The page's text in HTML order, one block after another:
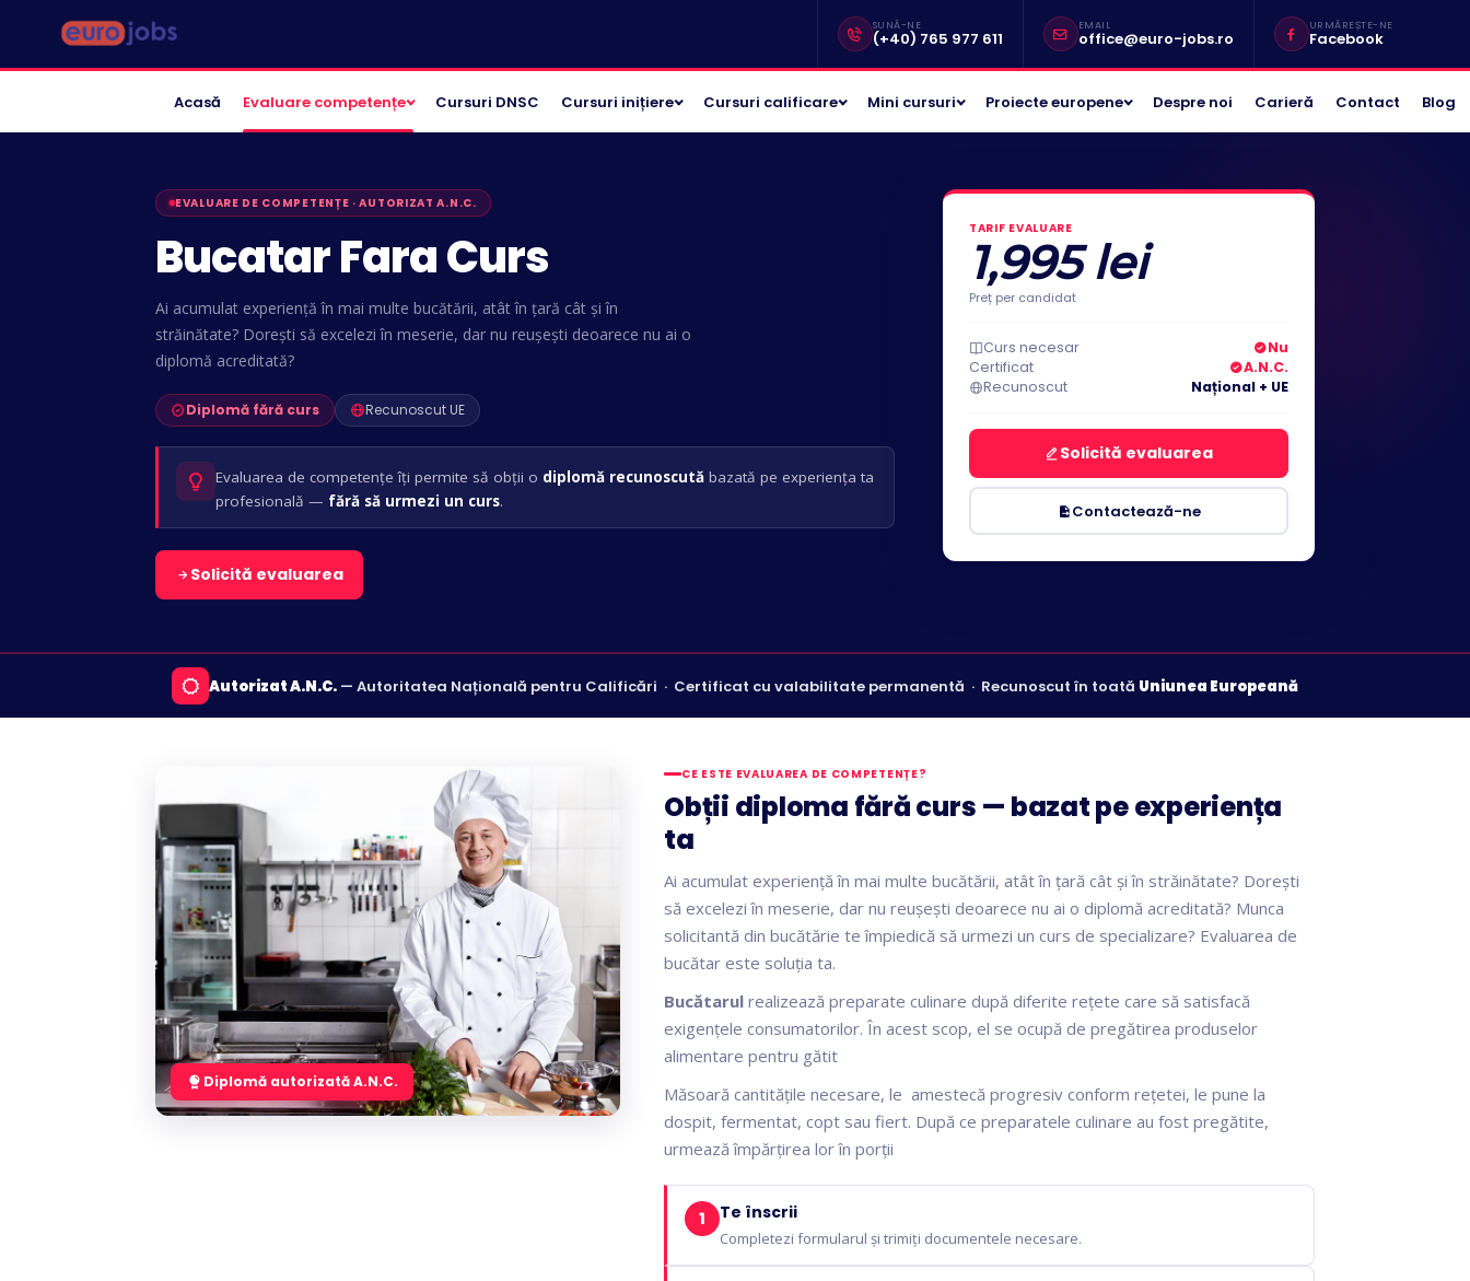
SUNĂ-NE
(+40) 765 977 611
EMAIL
office@euro-jobs.ro
URMĂREȘTE-NE
Facebook
Acasă Evaluare competențe Cursuri DNSC Cursuri inițiere Cursuri calificare Mini cursuri Proiecte europene Despre noi Carieră Contact Blog
EVALUARE DE COMPETENȚE · AUTORIZAT A.N.C.
Bucatar Fara Curs
Ai acumulat experiență în mai multe bucătării, atât în țară cât și în
străinătate? Dorești să excelezi în meserie, dar nu reușești deoarece nu ai o
diplomă acreditată?
Diplomă fără curs Recunoscut UE
Evaluarea de competențe îți permite să obții o diplomă recunoscută bazată pe experiența ta
profesională — fără să urmezi un curs.
Solicită evaluarea
TARIF EVALUARE
1,995 lei
Preț per candidat
Curs necesar
Nu
Certificat
A.N.C.
Recunoscut
Național + UE
Solicită evaluarea
Contactează-ne
Autorizat A.N.C. — Autoritatea Națională pentru Calificări · Certificat cu valabilitate permanentă · Recunoscut în toată Uniunea Europeană
Diplomă autorizată A.N.C.
CE ESTE EVALUAREA DE COMPETENȚE?
Obții diploma fără curs — bazat pe experiența
ta
Ai acumulat experiență în mai multe bucătării, atât în țară cât și în străinătate? Dorești
să excelezi în meserie, dar nu reușești deoarece nu ai o diplomă acreditată? Munca
solicitantă din bucătărie te împiedică să urmezi un curs de specializare? Evaluarea de
bucătar este soluția ta.
Bucătarul realizează preparate culinare după diferite rețete care să satisfacă
exigențele consumatorilor. În acest scop, el se ocupă de pregătirea produselor
alimentare pentru gătit
Măsoară cantitățile necesare, le amestecă progresiv conform rețetei, le pune la
dospit, fermentat, copt sau fiert. După ce preparatele culinare au fost pregătite,
urmează împărțirea lor în porții
1 Te înscrii
Completezi formularul și trimiți documentele necesare.